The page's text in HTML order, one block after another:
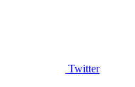
Twitter